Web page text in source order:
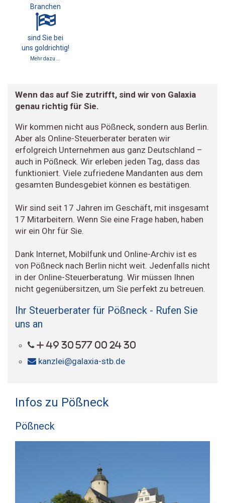
Branchen
sind Sie bei
uns goldrichtig!
Mehr dazu ...
Wenn das auf Sie zutrifft, sind wir von Galaxia
genau richtig für Sie.
Wir kommen nicht aus Pößneck, sondern aus Berlin.
Aber als Online-Steuerberater beraten wir
erfolgreich Unternehmen aus ganz Deutschland –
auch in Pößneck. Wir erleben jeden Tag, dass das
funktioniert. Viele zufriedene Mandanten aus dem
gesamten Bundesgebiet können es bestätigen.
Wir sind seit 17 Jahren im Geschäft, mit insgesamt
17 Mitarbeitern. Wenn Sie eine Frage haben, haben
wir ein Ohr für Sie.
Dank Internet, Mobilfunk und Online-Archiv ist es
von Pößneck nach Berlin nicht weit. Jedenfalls nicht
in der Online-Steuerberatung. Wir müssen Ihnen
nicht gegenübersitzen, um Sie perfekt zu betreuen.
Ihr Steuerberater für Pößneck - Rufen Sie
uns an
+ 49 30 577 00 24 30
kanzlei@galaxia-stb.de
Infos zu Pößneck
Pößneck